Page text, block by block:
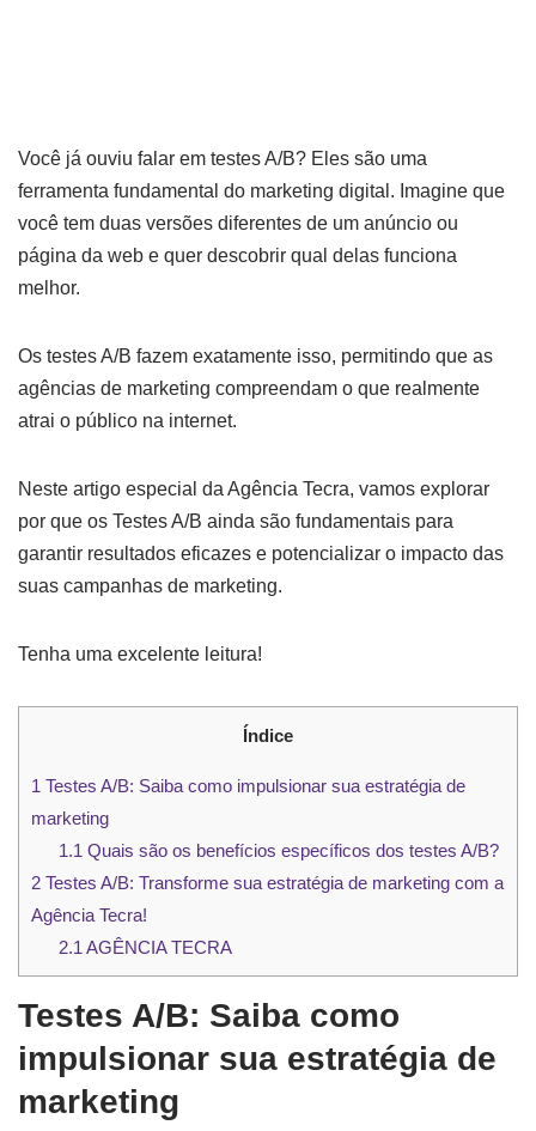
Você já ouviu falar em testes A/B? Eles são uma
ferramenta fundamental do marketing digital. Imagine que
você tem duas versões diferentes de um anúncio ou
página da web e quer descobrir qual delas funciona
melhor.
Os testes A/B fazem exatamente isso, permitindo que as
agências de marketing compreendam o que realmente
atrai o público na internet.
Neste artigo especial da Agência Tecra, vamos explorar
por que os Testes A/B ainda são fundamentais para
garantir resultados eficazes e potencializar o impacto das
suas campanhas de marketing.
Tenha uma excelente leitura!
Índice
1 Testes A/B: Saiba como impulsionar sua estratégia de
marketing
1.1 Quais são os benefícios específicos dos testes A/B?
2 Testes A/B: Transforme sua estratégia de marketing com a
Agência Tecra!
2.1 AGÊNCIA TECRA
Testes A/B: Saiba como
impulsionar sua estratégia de
marketing